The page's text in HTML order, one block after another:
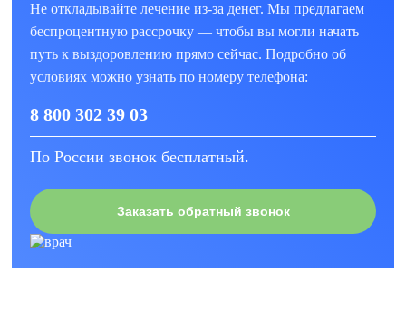
Не откладывайте лечение из-за денег. Мы предлагаем
беспроцентную рассрочку — чтобы вы могли начать
путь к выздоровлению прямо сейчас. Подробно об
условиях можно узнать по номеру телефона:
8 800 302 39 03
По России звонок бесплатный.
Заказать обратный звонок